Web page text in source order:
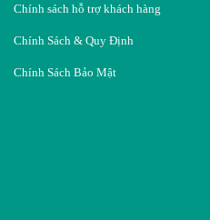
Chính sách hỗ trợ khách hàng
Chính Sách & Quy Định
Chính Sách Bảo Mật